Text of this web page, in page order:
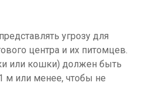
угрозу для
центра и их питомцев.
или кошки) должен быть
м или менее, чтобы не